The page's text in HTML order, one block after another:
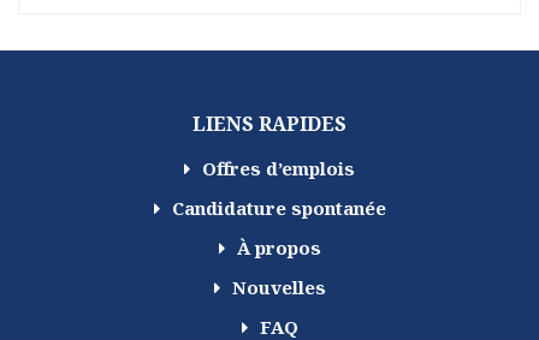
LIENS RAPIDES
Offres d’emplois
Candidature spontanée
À propos
Nouvelles
FAQ